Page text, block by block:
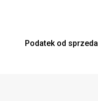
Podatek od